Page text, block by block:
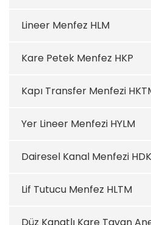
Lineer Menfez HLM
Kare Petek Menfez HKP
Kapı Transfer Menfezi
Yer Lineer Menfezi HYLM
Dairesel Kanal Menfezi
Lif Tutucu Menfez HLTM